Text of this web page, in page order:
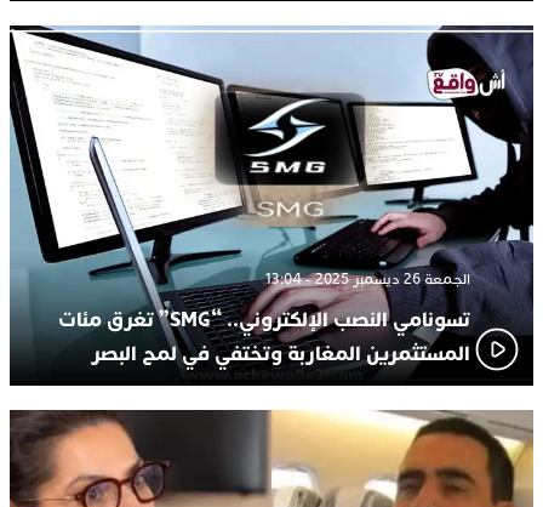
الجمعة 26 ديسمبر 2025 - 13:04
تسونامي النصب الإلكتروني.. “SMG” تغرق مئات
المستثمرين المغاربة وتختفي في لمح البصر